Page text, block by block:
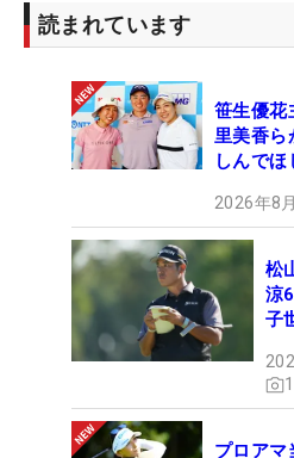
読まれています
笹生優花
里美香ら
しんでほ
2026年8
松
涼
子
1
プロアマ